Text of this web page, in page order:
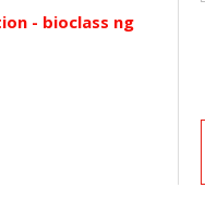
- bioclass ng
en nuestros sistemas.